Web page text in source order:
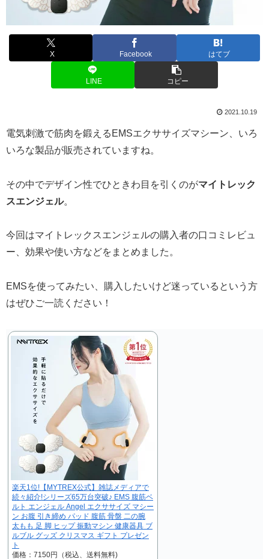
X Facebook はてブ
LINE コピー
2021.10.19
電気刺激で筋肉を鍛えるEMSエクササイズマシーン、いろ
いろな製品が販売されていますね。
その中でデザイン性でひときわ目を引くのがマイトレック
スエンジェル。
今回はマイトレックスエンジェルの購入者の口コミレビュ
ー、効果や使い方などをまとめました。
EMSを使ってみたい、購入したいけど迷っているという方
はぜひご一読ください！
楽天1位!【MYTREX公式】雑誌メディアで
続々紹介!シリーズ65万台突破♪ EMS 腹筋ベ
ルト エンジェル Angel エクササイズ マシー
ン お腹 引き締め パッド 腹筋 骨盤 二の腕
太もも 足 脚 ヒップ 振動マシン 健康器具 ブ
ルブル グッズ クリスマス ギフト プレゼン
ト
価格：7150円（税込、送料無料)